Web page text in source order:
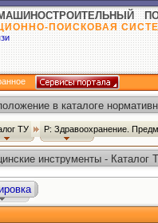
ПОИСКОВАЯ
в каталоге
ТУ Р: Здравоохранение.
инструменты - Каталог